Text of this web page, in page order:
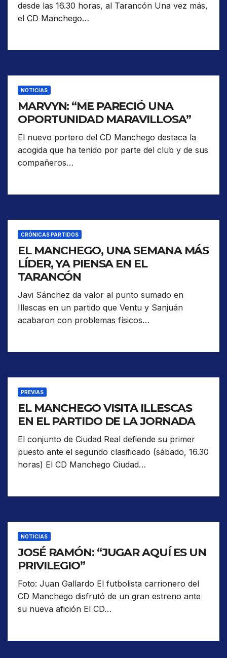
desde las 16.30 horas, al Tarancón Una vez más,
el CD Manchego…
NOTICIAS
MARVYN: “ME PARECIÓ UNA
OPORTUNIDAD MARAVILLOSA”
El nuevo portero del CD Manchego destaca la
acogida que ha tenido por parte del club y de sus
compañeros…
CRÓNICAS PARTIDOS
EL MANCHEGO, UNA SEMANA MÁS
LÍDER, YA PIENSA EN EL
TARANCÓN
Javi Sánchez da valor al punto sumado en
Illescas en un partido que Ventu y Sanjuán
acabaron con problemas físicos…
PREVIAS
EL MANCHEGO VISITA ILLESCAS
EN EL PARTIDO DE LA JORNADA
El conjunto de Ciudad Real defiende su primer
puesto ante el segundo clasificado (sábado, 16.30
horas) El CD Manchego Ciudad…
NOTICIAS
JOSÉ RAMÓN: “JUGAR AQUÍ ES UN
PRIVILEGIO”
Foto: Juan Gallardo El futbolista carrionero del
CD Manchego disfrutó de un gran estreno ante
su nueva afición El CD…